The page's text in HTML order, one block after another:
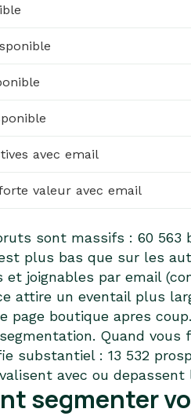
avec email
valeur avec email
sont massifs : 60 563
plus bas que sur les
et joignables par email
attire un eventail plus
page boutique apres coup.
Quand
substantiel : 13 532
avec ou
segmenter